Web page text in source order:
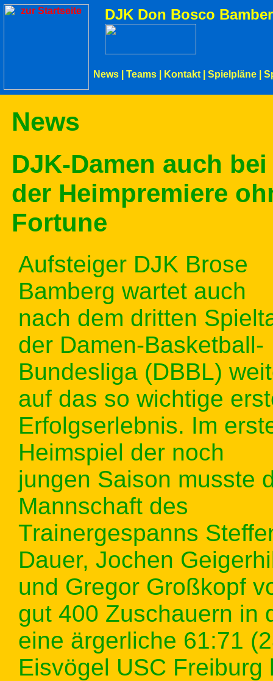
DJK Don Bosco
News Teams Kontakt Spielpläne
News
DJK-Damen auch bei
der Heimpremiere
Fortune
Aufsteiger DJK Brose
Bamberg wartet auch
nach dem dritten
der Damen-Basketball-
Bundesliga (DBBL)
auf das so wichtige
Erfolgserlebnis. Im
Heimspiel der noch
jungen Saison musste
Mannschaft des
Trainergespanns
Dauer, Jochen
und Gregor Großkopf
gut 400 Zuschauern in
eine ärgerliche 61:71
Eisvögel USC Freiburg